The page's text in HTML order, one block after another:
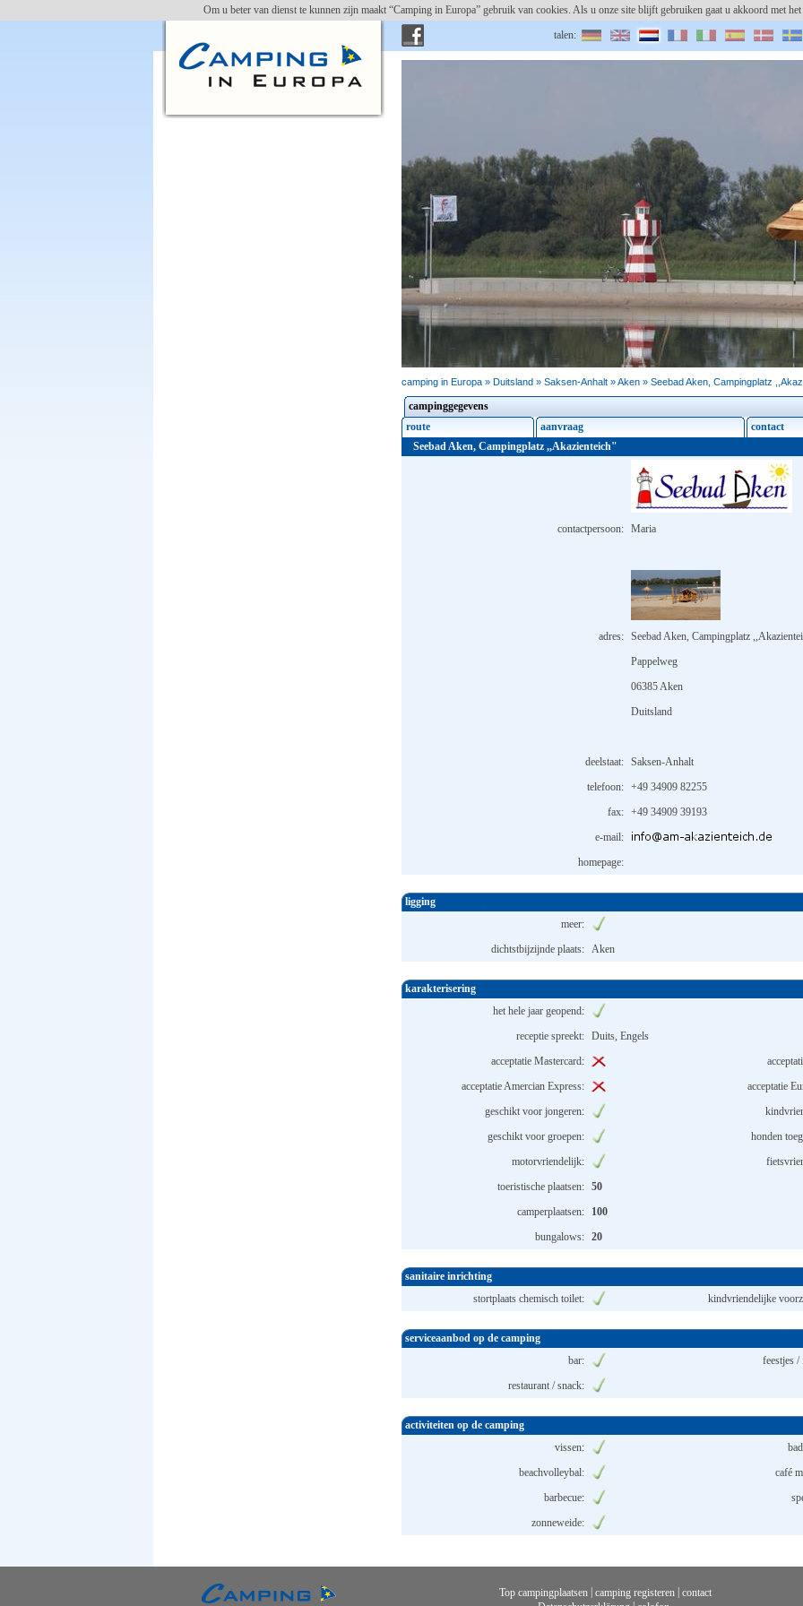
Om u beter van dienst te kunnen zijn maakt “Camping in Europa” gebruik van cookies. Als u onze site blijft gebruiken gaat u akkoord met
talen:
Seebad Aken
camping in Europa » Duitsland » Saksen-Anhalt » Aken » Seebad Aken, Campingplatz
campinggegevens
route
aanvraag
contact
Seebad Aken, Campingplatz ,,Akazienteich"
contactpersoon: Maria
adres: Seebad Aken, Campingplatz
Pappelweg
06385 Aken
Duitsland
deelstaat: Saksen-Anhalt
telefoon: +49 34909 82255
fax: +49 34909 39193
e-mail:
homepage:
ligging
meer:
dichtstbijzijnde plaats: Aken
karakterisering
het hele jaar geopend:
receptie spreekt: Duits, Engels
acceptatie Mastercard:
acceptatie Amercian Express:
acceptatie
geschikt voor jongeren:
geschikt voor groepen:
honden
motorvriendelijk:
toeristische plaatsen: 50
camperplaatsen:
100
bungalows: 20
sanitaire inrichting
stortplaats chemisch toilet:
kindvriendelijke
serviceaanbod op de camping
bar:
feestjes
restaurant / snack:
activiteiten op de camping
vissen:
beachvolleybal:
café
barbecue:
zonneweide:
Top campingplaatsen camping registeren
contact